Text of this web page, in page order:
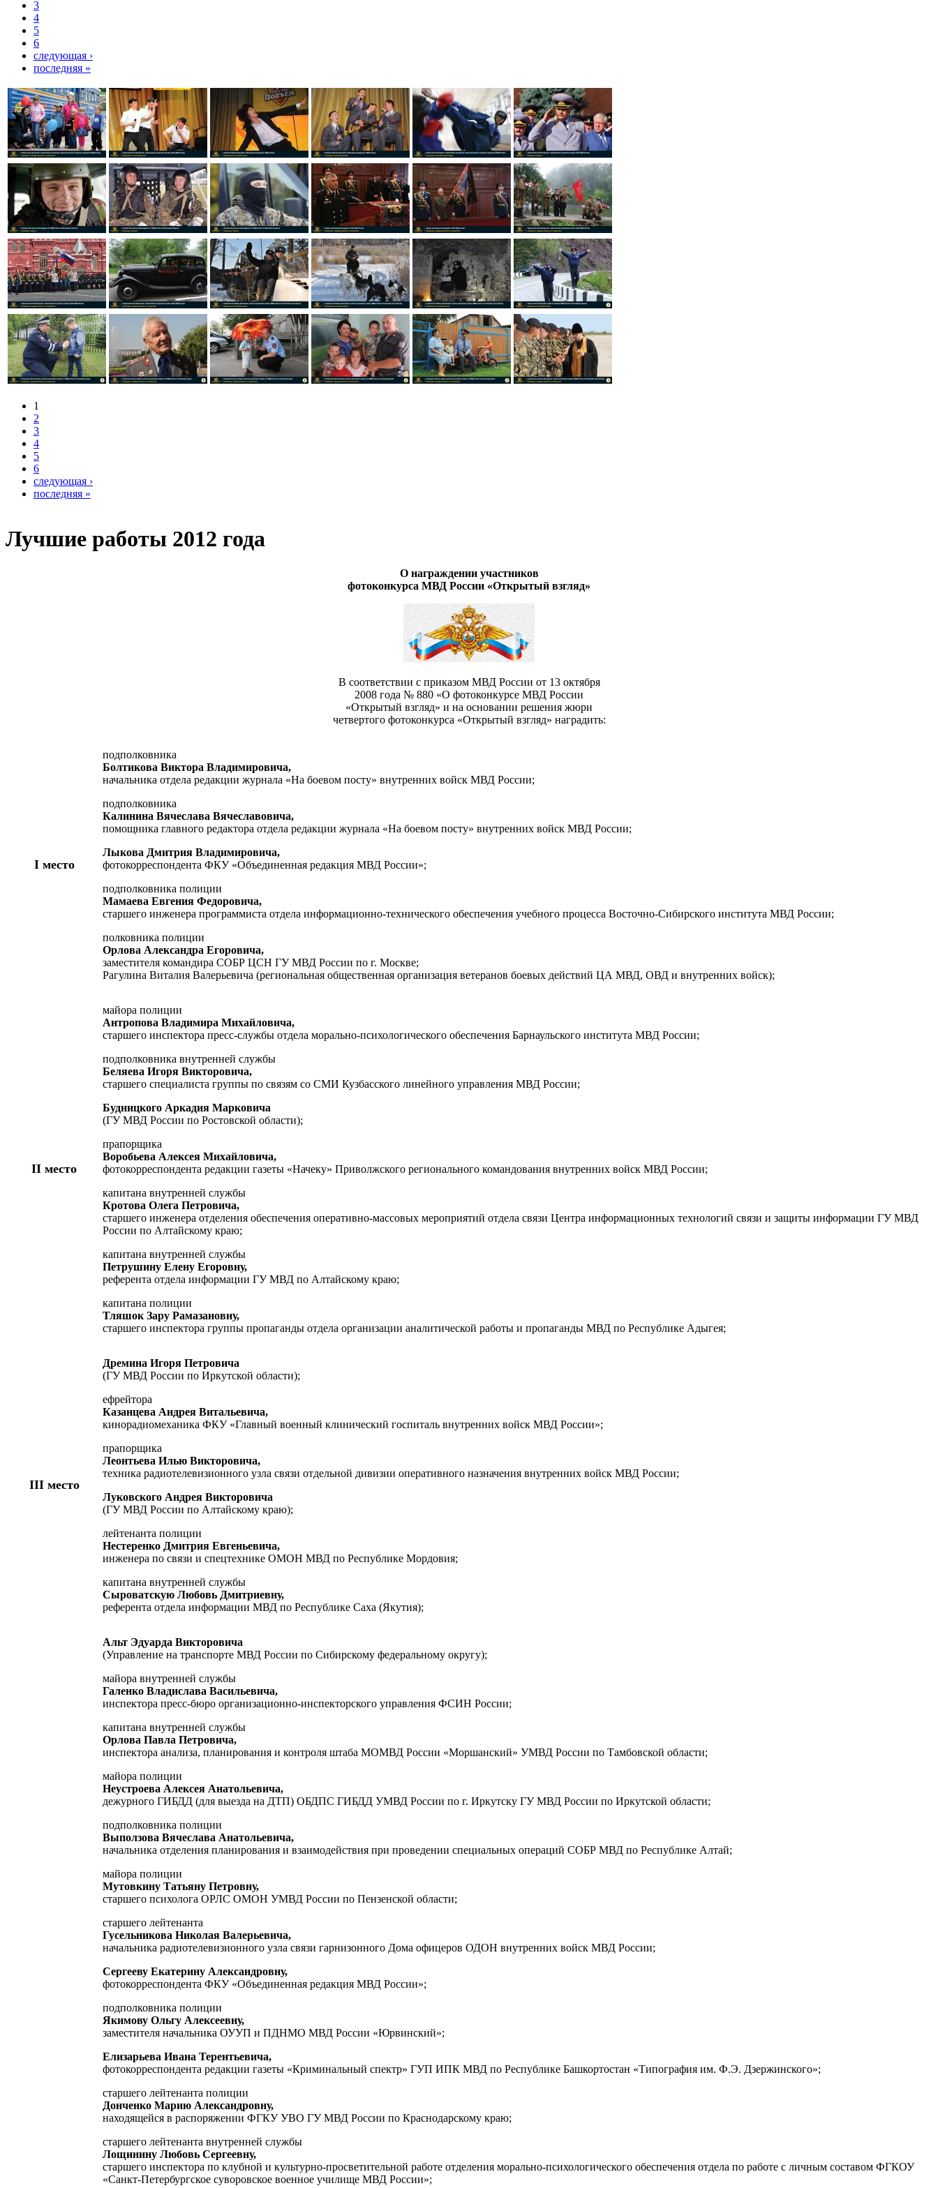
3
4
5
6
следующая ›
последняя »
1
2
3
4
5
6
следующая ›
последняя »
Лучшие работы 2012 года
О награждении участников
фотоконкурса МВД России «Открытый взгляд»
В соответствии с приказом МВД России от 13 октября
2008 года № 880 «О фотоконкурсе МВД России
«Открытый взгляд» и на основании решения жюри
четвертого фотоконкурса «Открытый взгляд» наградить:
I место
подполковника
Болтикова Виктора Владимировича,
начальника отдела редакции журнала «На боевом посту» внутренних войск МВД России;
подполковника
Калинина Вячеслава Вячеславовича,
помощника главного редактора отдела редакции журнала «На боевом посту» внутренних войск МВД России;
Лыкова Дмитрия Владимировича,
фотокорреспондента ФКУ «Объединенная редакция МВД России»;
подполковника полиции
Мамаева Евгения Федоровича,
старшего инженера программиста отдела информационно-технического обеспечения учебного процесса Восточно-Сибирского института МВД России;
полковника полиции
Орлова Александра Егоровича,
заместителя командира СОБР ЦСН ГУ МВД России по г. Москве;
Рагулина Виталия Валерьевича (региональная общественная организация ветеранов боевых действий ЦА МВД, ОВД и внутренних войск);
II место
майора полиции
Антропова Владимира Михайловича,
старшего инспектора пресс-службы отдела морально-психологического обеспечения Барнаульского института МВД России;
подполковника внутренней службы
Беляева Игоря Викторовича,
старшего специалиста группы по связям со СМИ Кузбасского линейного управления МВД России;
Будницкого Аркадия Марковича
(ГУ МВД России по Ростовской области);
прапорщика
Воробьева Алексея Михайловича,
фотокорреспондента редакции газеты «Начеку» Приволжского регионального командования внутренних войск МВД России;
капитана внутренней службы
Кротова Олега Петровича,
старшего инженера отделения обеспечения оперативно-массовых мероприятий отдела связи Центра информационных технологий связи и защиты информации ГУ МВД
России по Алтайскому краю;
капитана внутренней службы
Петрушину Елену Егоровну,
референта отдела информации ГУ МВД по Алтайскому краю;
капитана полиции
Тляшок Зару Рамазановну,
старшего инспектора группы пропаганды отдела организации аналитической работы и пропаганды МВД по Республике Адыгея;
III место
Дремина Игоря Петровича
(ГУ МВД России по Иркутской области);
ефрейтора
Казанцева Андрея Витальевича,
кинорадиомеханика ФКУ «Главный военный клинический госпиталь внутренних войск МВД России»;
прапорщика
Леонтьева Илью Викторовича,
техника радиотелевизионного узла связи отдельной дивизии оперативного назначения внутренних войск МВД России;
Луковского Андрея Викторовича
(ГУ МВД России по Алтайскому краю);
лейтенанта полиции
Нестеренко Дмитрия Евгеньевича,
инженера по связи и спецтехнике ОМОН МВД по Республике Мордовия;
капитана внутренней службы
Сыроватскую Любовь Дмитриевну,
референта отдела информации МВД по Республике Саха (Якутия);
Альт Эдуарда Викторовича
(Управление на транспорте МВД России по Сибирскому федеральному округу);
майора внутренней службы
Галенко Владислава Васильевича,
инспектора пресс-бюро организационно-инспекторского управления ФСИН России;
капитана внутренней службы
Орлова Павла Петровича,
инспектора анализа, планирования и контроля штаба МОМВД России «Моршанский» УМВД России по Тамбовской области;
майора полиции
Неустроева Алексея Анатольевича,
дежурного ГИБДД (для выезда на ДТП) ОБДПС ГИБДД УМВД России по г. Иркутску ГУ МВД России по Иркутской области;
подполковника полиции
Выползова Вячеслава Анатольевича,
начальника отделения планирования и взаимодействия при проведении специальных операций СОБР МВД по Республике Алтай;
майора полиции
Мутовкину Татьяну Петровну,
старшего психолога ОРЛС ОМОН УМВД России по Пензенской области;
старшего лейтенанта
Гусельникова Николая Валерьевича,
начальника радиотелевизионного узла связи гарнизонного Дома офицеров ОДОН внутренних войск МВД России;
Сергееву Екатерину Александровну,
фотокорреспондента ФКУ «Объединенная редакция МВД России»;
подполковника полиции
Якимову Ольгу Алексеевну,
заместителя начальника ОУУП и ПДНМО МВД России «Юрвинский»;
Елизарьева Ивана Терентьевича,
фотокорреспондента редакции газеты «Криминальный спектр» ГУП ИПК МВД по Республике Башкортостан «Типография им. Ф.Э. Дзержинского»;
старшего лейтенанта полиции
Донченко Марию Александровну,
находящейся в распоряжении ФГКУ УВО ГУ МВД России по Краснодарскому краю;
старшего лейтенанта внутренней службы
Лощинину Любовь Сергеевну,
старшего инспектора по клубной и культурно-просветительной работе отделения морально-психологического обеспечения отдела по работе с личным составом ФГКОУ
«Санкт-Петербургское суворовское военное училище МВД России»;